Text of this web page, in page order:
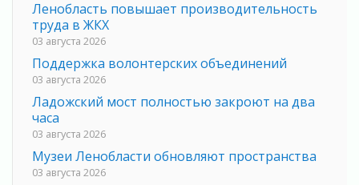
Ленобласть повышает производительность
труда в ЖКХ
03 августа 2026
Поддержка волонтерских объединений
03 августа 2026
Ладожский мост полностью закроют на два
часа
03 августа 2026
Музеи Ленобласти обновляют пространства
03 августа 2026